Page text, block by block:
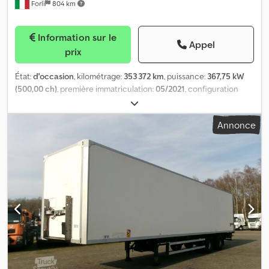
Forlì 804 km
prix
Appel
État:d'occasion, kilométrage: 353 372 km, puissance: 367,75 kW
(500,00 ch), première immatriculation:05/2021, configuration
, classe d'émission:Euro 6
2021, Tracteur routier Ford F-MAX 500 Chsdpfxexnluts Akrsa
essieux 4x2 ; 500 ch ; euro 6 ; Boîte automatique + ralentisseur ;
Climatisation, radio, vitres électriques, GPS, réfrigérateur ; Cabine
avec couchette ; Spoiler, jupes latérales ; Deux réservoirs
carburant 600 l + 450 l ; Suspensions arrière pneumatiques ;
Pneus 315/80 R 22.5 ; 1er essieu 70 %, 2e essieu 40 % ; PTAC 18 t ;
Kilométrage 353372 ; Première immatriculation 07-05-2021 ;
Annonce